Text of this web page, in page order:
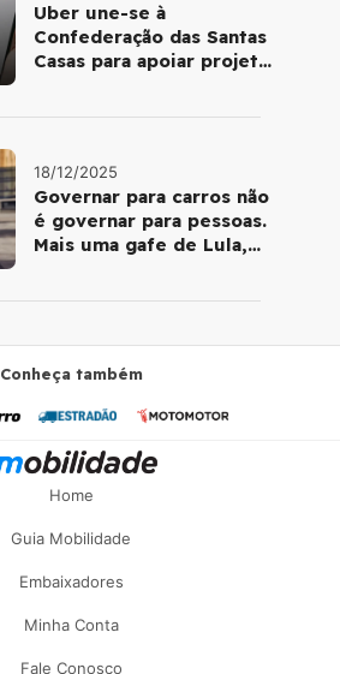
Uber une-se à
Confederação das Santas
Casas para apoiar projetos
18/12/2025
Governar para carros não
é governar para pessoas.
Mais uma gafe de Lula,
Conheça também
Home
Guia Mobilidade
Embaixadores
Minha Conta
Fale Conosco